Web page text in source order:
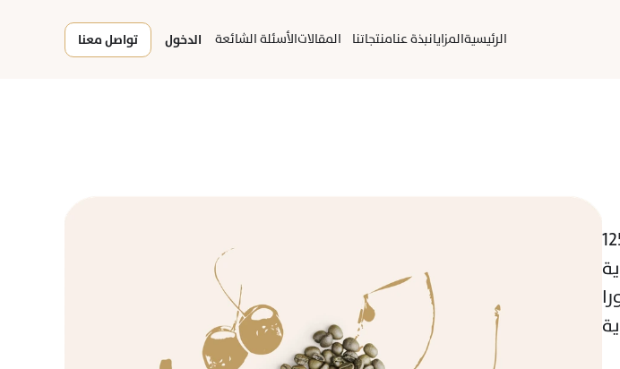
تواصل معنا الدخول الأسئلة الشائعةالمقالات منتجاتنانبذة عناالمزاياالرئيسية